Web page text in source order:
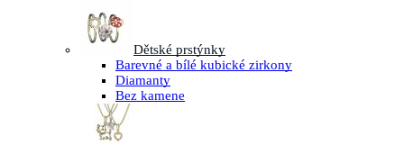
Dětské prstýnky
Barevné a bílé kubické zirkony
Diamanty
Bez kamene